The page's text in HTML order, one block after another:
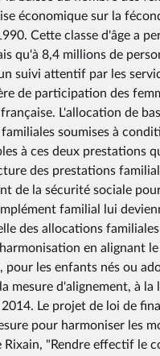
économique sur la
Cette classe d'âge a
qu'à 8,4 millions de
suivi attentif par les
de participation des
L'allocation de
soumises à
à ces deux prestations
des prestations
de la sécurité sociale
familial lui
des allocations
en alignant
les enfants nés ou
mesure d'alignement, à
Le projet de loi de
pour harmoniser les
"Rendre effectif le